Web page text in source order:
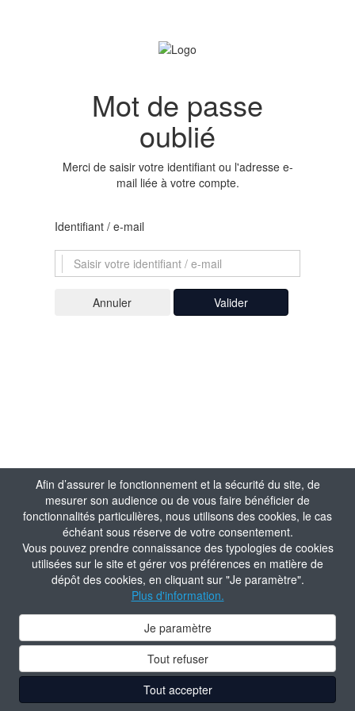
Afin d’assurer le fonctionnement et la sécurité du site, de
mesurer son audience ou de vous faire bénéficier de
fonctionnalités particulières, nous utilisons des cookies, le cas
échéant sous réserve de votre consentement.
Vous pouvez prendre connaissance des typologies de cookies
utilisées sur le site et gérer vos préférences en matière de
dépôt des cookies, en cliquant sur "Je paramètre".
Plus d'information.
Je paramètre
Tout refuser
Tout accepter
Mot de passe
oublié
Merci de saisir votre identifiant ou l'adresse e-
mail liée à votre compte.
Identifiant / e-mail
Valider